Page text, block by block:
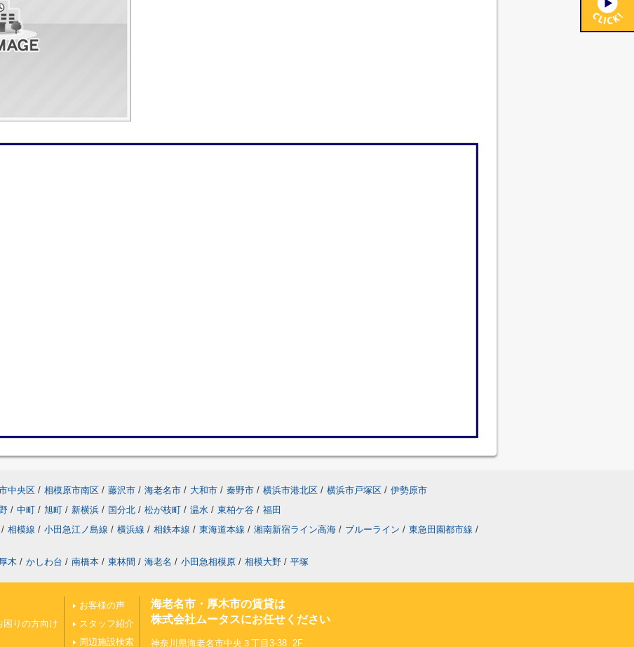
中央区 / 相模原市南区 / 藤沢市 / 海老名市 / 大和市 / 秦野市 / 横浜市港北区 / 横浜市戸塚区 / 伊勢原市
/ 中町 / 旭町 / 新横浜 / 国分北 / 松が枝町 / 温水 / 東柏ケ谷 / 福田
/ 相模線 / 小田急江ノ島線 / 横浜線 / 相鉄本線 / 東海道本線 / 湘南新宿ライン高海 / ブルーライン / 東急田園都市線 /
厚木 / かしわ台 / 南橋本 / 東林間 / 海老名 / 小田急相模原 / 相模大野 / 平塚
困りの方向け
お客様の声
スタッフ紹介
周辺施設検索
海老名市・厚木市の賃貸は
株式会社ムータスにお任せください
神奈川県海老名市中央３丁目3-38 2F